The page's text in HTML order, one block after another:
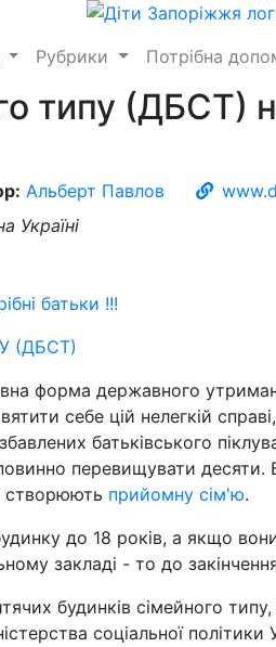
Рубрики Потрібна
типу (ДБСТ)
Альберт Павлов
Україні
батьки !!!
(ДБСТ)
форма державного
себе цій нелегкій
батьківського
перевищувати десяти.
створюють прийомну сім'ю.
до 18 років, а якщо
закладі - то до
будинків сімейного
соціальної політики